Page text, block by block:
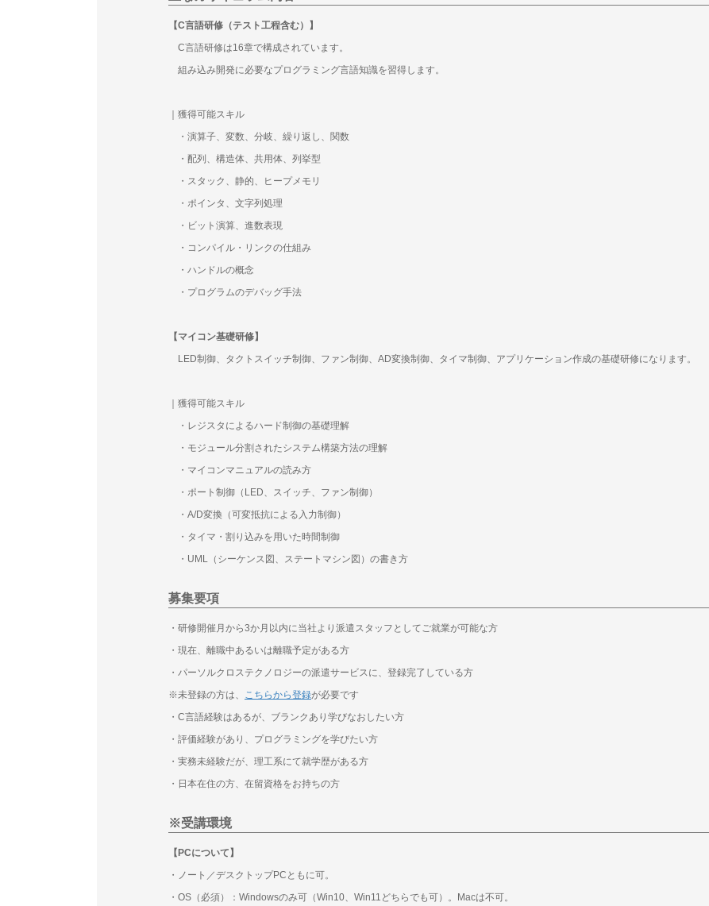
【C言語研修（テスト工程含む）】
C言語研修は16章で構成されています。
組み込み開発に必要なプログラミング言語知識を習得します。
｜獲得可能スキル
・演算子、変数、分岐、繰り返し、関数
・配列、構造体、共用体、列挙型
・スタック、静的、ヒープメモリ
・ポインタ、文字列処理
・ビット演算、進数表現
・コンパイル・リンクの仕組み
・ハンドルの概念
・プログラムのデバッグ手法
【マイコン基礎研修】
LED制御、タクトスイッチ制御、ファン制御、AD変換制御、タイマ制御、アプリケーション作成の基礎研修になります。
｜獲得可能スキル
・レジスタによるハード制御の基礎理解
・モジュール分割されたシステム構築方法の理解
・マイコンマニュアルの読み方
・ポート制御（LED、スイッチ、ファン制御）
・A/D変換（可変抵抗による入力制御）
・タイマ・割り込みを用いた時間制御
・UML（シーケンス図、ステートマシン図）の書き方
募集要項
・研修開催月から3か月以内に当社より派遣スタッフとしてご就業が可能な方
・現在、離職中あるいは離職予定がある方
・パーソルクロステクノロジーの派遣サービスに、登録完了している方
※未登録の方は、 こちらから登録が必要です
・C言語経験はあるが、ブランクあり学びなおしたい方
・評価経験があり、プログラミングを学びたい方
・実務未経験だが、理工系にて就学歴がある方
・日本在住の方、在留資格をお持ちの方
※受講環境
【PCについて】
・ノート／デスクトップPCともに可。
・OS（必須）：Windowsのみ可（Win10、Win11どちらでも可）。Macは不可。